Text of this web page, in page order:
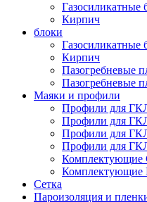
Газосиликатные
Кирпич
блоки
Газосиликатные
Кирпич
Пазогребневые
Пазогребневые
Маяки и профили
Профили для
Профили для
Профили для
Профили для
Комплектующие
Сетка
Пароизоляция и